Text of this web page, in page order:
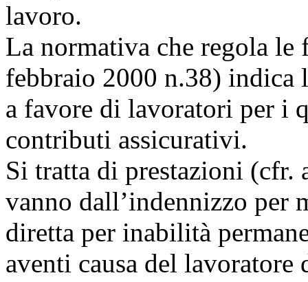
lavoro.
La normativa che regola
febbraio 2000 n.38) indica
a favore di lavoratori per i
contributi assicurativi.
Si tratta di prestazioni (cfr.
vanno dall’indennizzo per
diretta per inabilità
aventi causa del lavoratore